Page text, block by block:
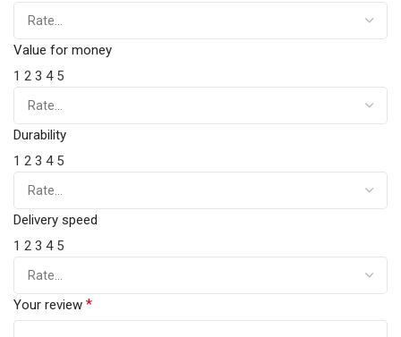
Value for money
1 2 3 4 5
Durability
1 2 3 4 5
Delivery speed
1 2 3 4 5
Your review *